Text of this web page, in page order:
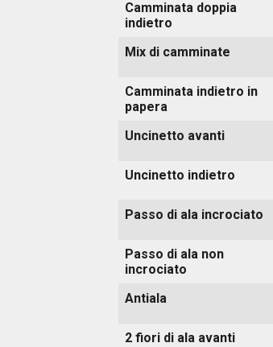
Camminata doppia
indietro
Mix di camminate
Camminata indietro in
papera
Uncinetto avanti
Uncinetto indietro
Passo di ala incrociato
Passo di ala non
incrociato
Antiala
2 fiori di ala avanti